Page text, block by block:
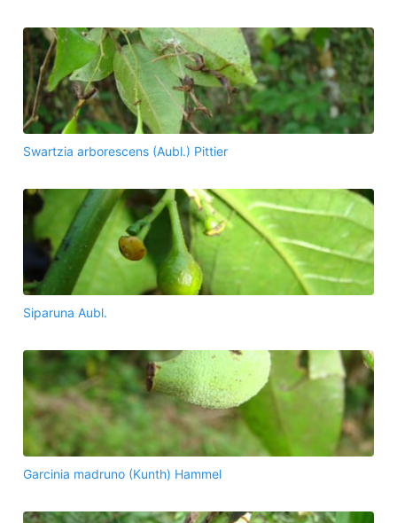
Swartzia arborescens (Aubl.) Pittier
Siparuna Aubl.
Garcinia madruno (Kunth) Hammel